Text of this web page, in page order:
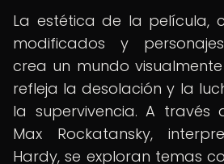
La estética de la película,
modificados y
crea un mundo
refleja la desolación y la
la supervivencia. A través
Max Rockatansky,
Hardy, se exploran temas